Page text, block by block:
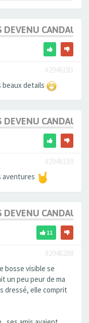
DEVENU
#2946183
beaux details
DEVENU
#2946189
aventures
DEVENU
11
#2946288
bosse visible se
un peu peur de ma
dressé, elle comprit